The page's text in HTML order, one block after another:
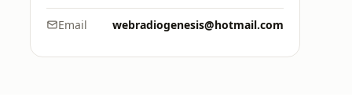
Email webradiogenesis@hotmail.com